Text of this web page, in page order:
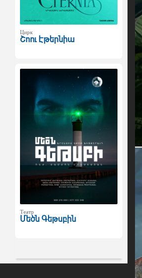
Цирк
Շոու Էթերնիա
Театр
Մեծն Գեթսբին